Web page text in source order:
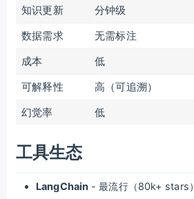
知识更新
分钟级
数据需求
无需标注
成本
低
可解释性
高（可追溯）
幻觉率
低
工具生态
LangChain - 最流行（80k+ stars）